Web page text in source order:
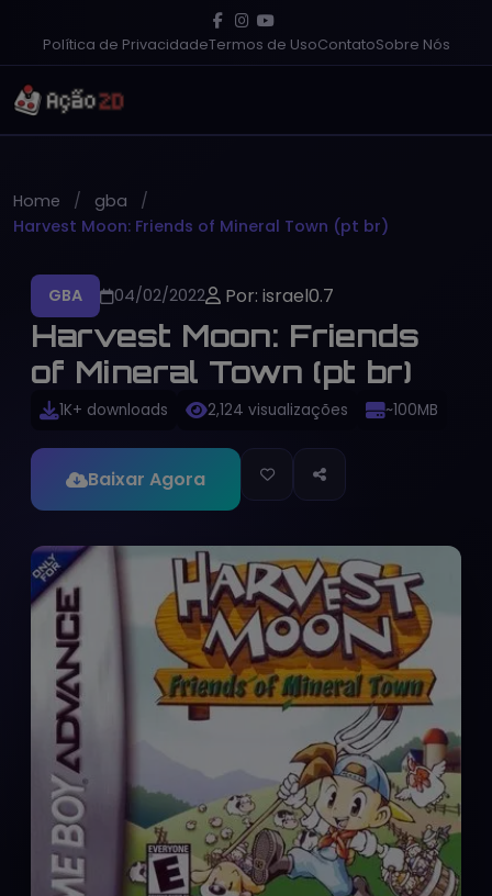
Política de PrivacidadeTermos de UsoContatoSobre Nós
Home
gba
Harvest Moon: Friends of Mineral Town (pt br)
GBA 04/02/2022 Por: israel0.7
Harvest Moon: Friends
of Mineral Town (pt br)
1K+ downloads 2,124 visualizações ~100MB
Baixar Agora